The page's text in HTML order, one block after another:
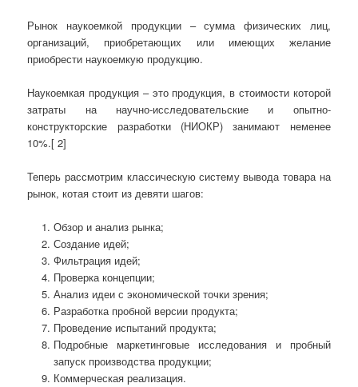
Рынок наукоемкой продукции – сумма физических лиц,
организаций, приобретающих или имеющих желание
приобрести наукоемкую продукцию.
Наукоемкая продукция – это продукция, в стоимости которой
затраты на научно-исследовательские и опытно-
конструкторские разработки (НИОКР) занимают неменее
10%.[ 2]
Теперь рассмотрим классическую систему вывода товара на
рынок, котая стоит из девяти шагов:
Обзор и анализ рынка;
Создание идей;
Фильтрация идей;
Проверка концепции;
Анализ идеи с экономической точки зрения;
Разработка пробной версии продукта;
Проведение испытаний продукта;
Подробные маркетинговые исследования и пробный
запуск производства продукции;
Коммерческая реализация.